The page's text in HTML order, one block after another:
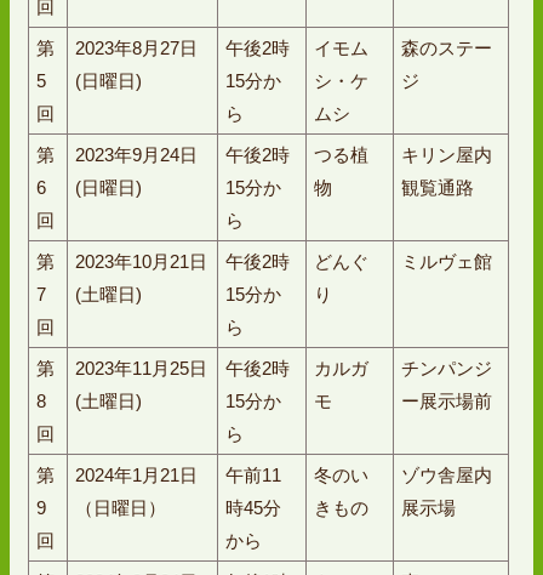
回
第
5
回
2023年8月27日
(日曜日)
午後2時
15分か
ら
イモム
シ・ケ
ムシ
森のステー
ジ
第
6
回
2023年9月24日
(日曜日)
午後2時
15分か
ら
つる植
物
キリン屋内
観覧通路
第
7
回
2023年10月21日
(土曜日)
午後2時
15分か
ら
どんぐ
り
ミルヴェ館
第
8
回
2023年11月25日
(土曜日)
午後2時
15分か
ら
カルガ
モ
チンパンジ
ー展示場前
第
9
回
2024年1月21日
（日曜日）
午前11
時45分
から
冬のい
きもの
ゾウ舎屋内
展示場